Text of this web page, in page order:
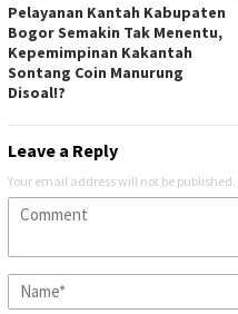
Pelayanan Kantah Kabupaten
Bogor Semakin Tak Menentu,
Kepemimpinan Kakantah
Sontang Coin Manurung
Disoal!?
Leave a Reply
Your email address will not be published.